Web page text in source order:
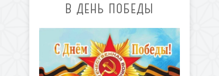
В ДЕНЬ ПОБЕДЫ